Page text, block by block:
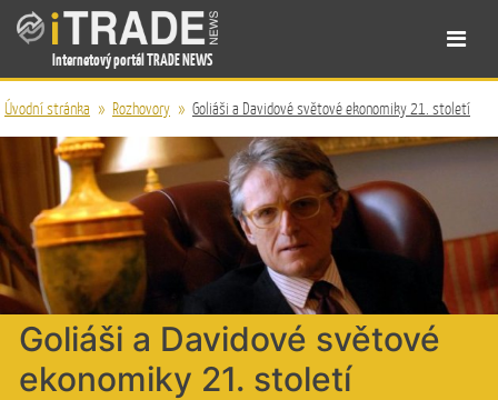
Internetový portál TRADE NEWS
Úvodní stránka » Rozhovory » Goliáši a Davidové světové ekonomiky 21. století
Goliáši a Davidové světové
ekonomiky 21. století